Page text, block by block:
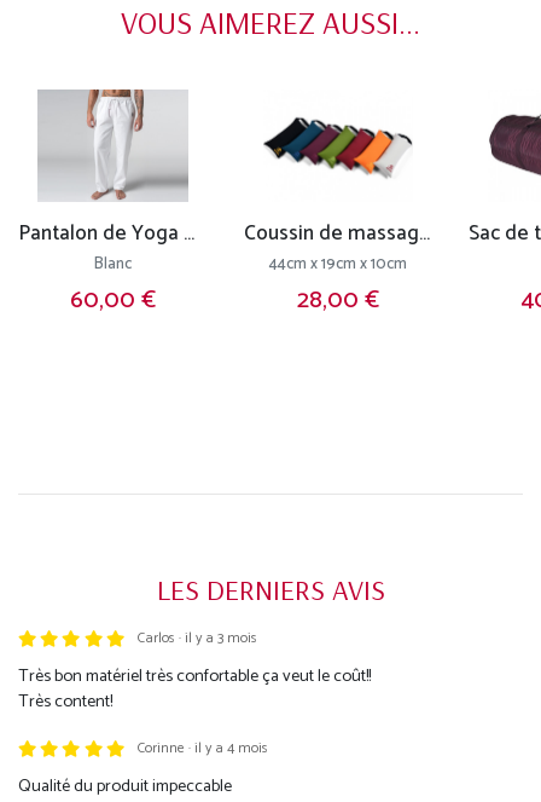
VOUS AIMEREZ AUSSI...
Pantalon de Yoga H/F Pavita - 100% coton Bio
Blanc
60,00 €
Coussin de massage 100% coton Bio
44cm x 19cm x 10cm
28,00 €
LES DERNIERS AVIS
Trustpilot Carlos · il y a 3 mois
Très bon matériel très confortable ça veut le coût!!
Très content!
Corinne · il y a 4 mois
Qualité du produit impeccable